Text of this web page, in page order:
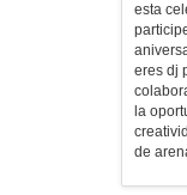
esta
eres dj
la
de